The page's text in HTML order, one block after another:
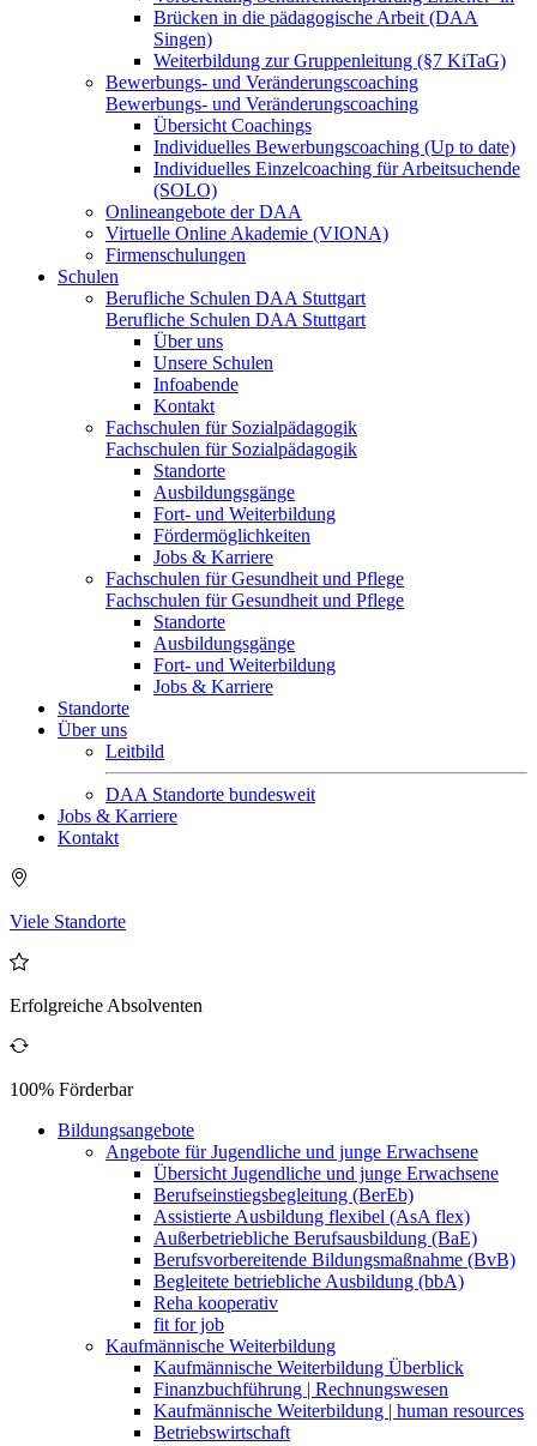
Brücken in die pädagogische Arbeit (DAA
Singen)
Weiterbildung zur Gruppenleitung (§7 KiTaG)
Bewerbungs- und Veränderungscoaching
Bewerbungs- und Veränderungscoaching
Übersicht Coachings
Individuelles Bewerbungscoaching (Up to date)
Individuelles Einzelcoaching für Arbeitsuchende
(SOLO)
Onlineangebote der DAA
Virtuelle Online Akademie (VIONA)
Firmenschulungen
Schulen
Berufliche Schulen DAA Stuttgart
Berufliche Schulen DAA Stuttgart
Über uns
Unsere Schulen
Infoabende
Kontakt
Fachschulen für Sozialpädagogik
Fachschulen für Sozialpädagogik
Standorte
Ausbildungsgänge
Fort- und Weiterbildung
Fördermöglichkeiten
Jobs & Karriere
Fachschulen für Gesundheit und Pflege
Fachschulen für Gesundheit und Pflege
Standorte
Ausbildungsgänge
Fort- und Weiterbildung
Jobs & Karriere
Standorte
Über uns
Leitbild
DAA Standorte bundesweit
Jobs & Karriere
Kontakt
Viele Standorte
Erfolgreiche Absolventen
100% Förderbar
Bildungsangebote
Angebote für Jugendliche und junge Erwachsene
Übersicht Jugendliche und junge Erwachsene
Berufseinstiegsbegleitung (BerEb)
Assistierte Ausbildung flexibel (AsA flex)
Außerbetriebliche Berufsausbildung (BaE)
Berufsvorbereitende Bildungsmaßnahme (BvB)
Begleitete betriebliche Ausbildung (bbA)
Reha kooperativ
fit for job
Kaufmännische Weiterbildung
Kaufmännische Weiterbildung Überblick
Finanzbuchführung | Rechnungswesen
Kaufmännische Weiterbildung | human resources
Betriebswirtschaft